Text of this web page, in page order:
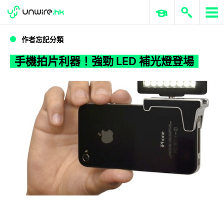
手機拍片利器！強勁 LED 補光燈登場
WWDC 2026 ERP 與商業 AI
作者忘記分類
手機拍片利器！強勁 LED 補光燈登場